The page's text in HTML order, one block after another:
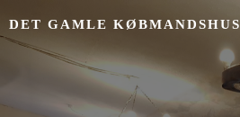
til
indhold
DET GAMLE KØBMANDSHUS